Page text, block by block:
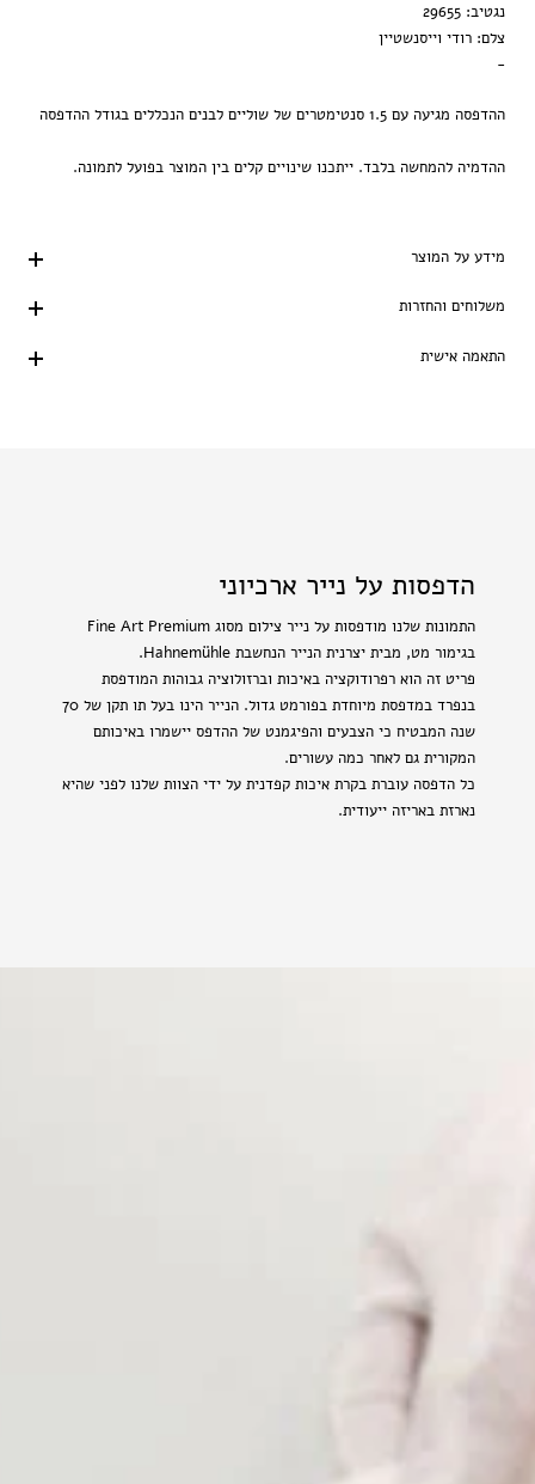
נגטיב: 29655
צלם: רודי וייסנשטיין
-
ההדפסה מגיעה עם 1.5 סנטימטרים של שוליים לבנים הנכללים בגודל ההדפסה
ההדמיה להמחשה בלבד. ייתכנו שינויים קלים בין המוצר בפועל לתמונה.
מידע על המוצר
משלוחים והחזרות
התאמה אישית
הדפסות על נייר ארכיוני
התמונות שלנו מודפסות על נייר צילום מסוג Fine Art Premium
בגימור מט, מבית יצרנית הנייר הנחשבת Hahnemühle.
פריט זה הוא רפרודוקציה באיכות וברזולוציה גבוהות המודפסת
בנפרד במדפסת מיוחדת בפורמט גדול. הנייר הינו בעל תו תקן של 70
שנה המבטיח כי הצבעים והפיגמנט של ההדפס יישמרו באיכותם
המקורית גם לאחר כמה עשורים.
כל הדפסה עוברת בקרת איכות קפדנית על ידי הצוות שלנו לפני שהיא
נארזת באריזה ייעודית.